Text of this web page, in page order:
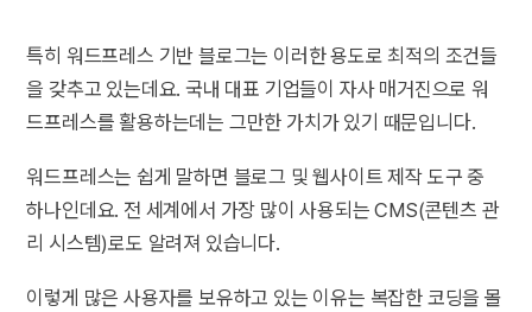
특히 워드프레스 기반 블로그는 이러한 용도로 최적의 조건들
을 갖추고 있는데요. 국내 대표 기업들이 자사 매거진으로 워
드프레스를 활용하는데는 그만한 가치가 있기 때문입니다.
워드프레스는 쉽게 말하면 블로그 및 웹사이트 제작 도구 중
하나인데요. 전 세계에서 가장 많이 사용되는 CMS(콘텐츠 관
리 시스템)로도 알려져 있습니다.
이렇게 많은 사용자를 보유하고 있는 이유는 복잡한 코딩을 몰